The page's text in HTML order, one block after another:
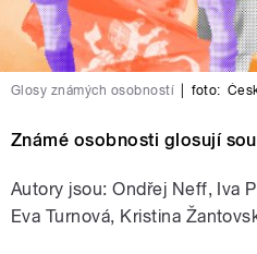
Glosy známých osobností foto:
Známé osobnosti glosují
Autory jsou: Ondřej Neff, Iva
Eva Turnová, Kristina